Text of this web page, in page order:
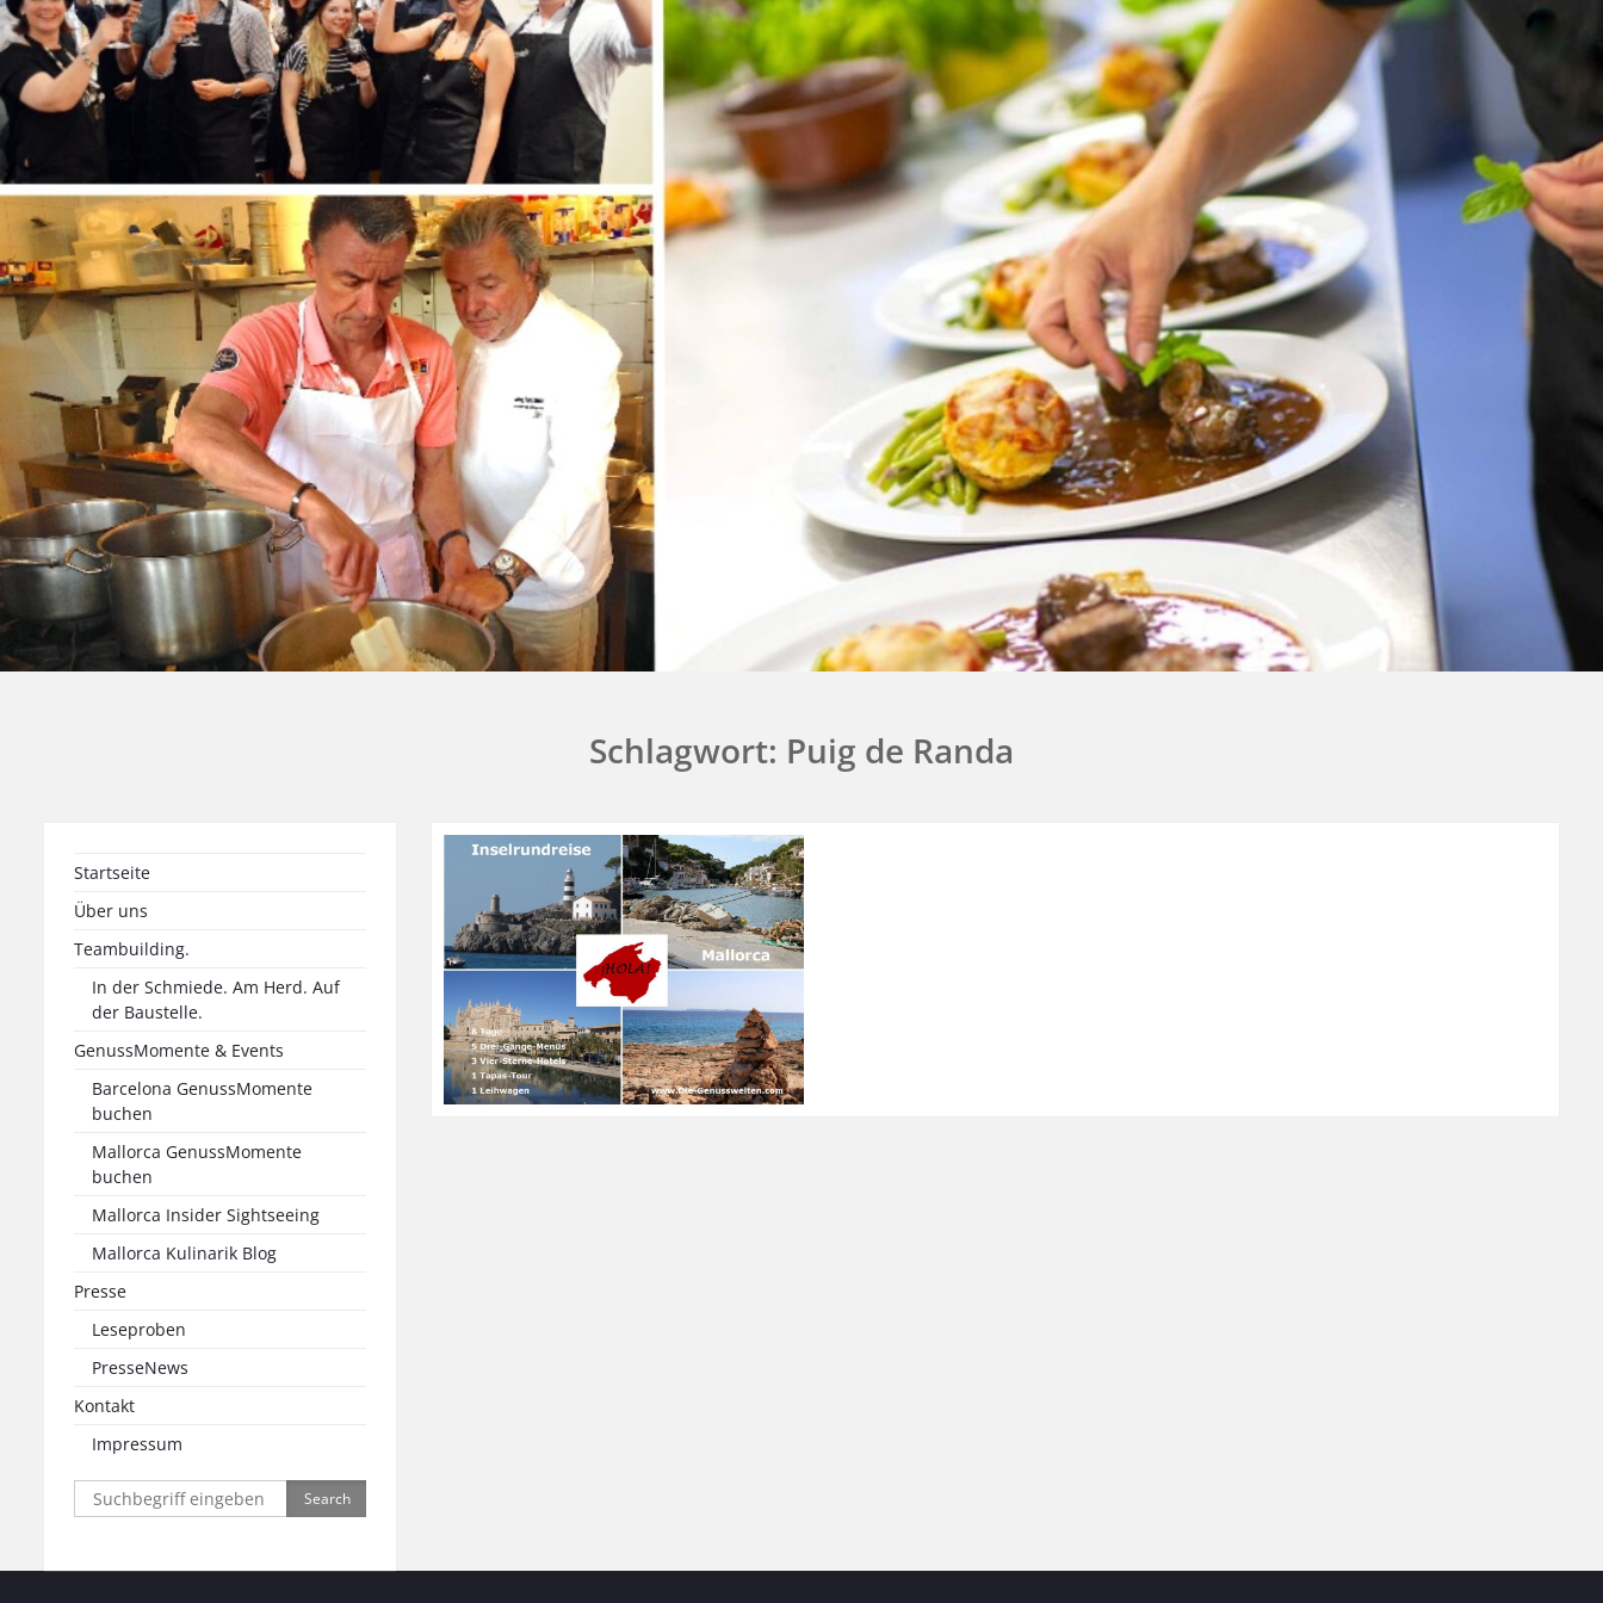
Schlagwort: Puig de Randa
Startseite
Über uns
Teambuilding.
In der Schmiede. Am Herd. Auf
der Baustelle.
GenussMomente & Events
Barcelona GenussMomente
buchen
Mallorca GenussMomente
buchen
Mallorca Insider Sightseeing
Mallorca Kulinarik Blog
Presse
Leseproben
PresseNews
Kontakt
Impressum
Search
for: